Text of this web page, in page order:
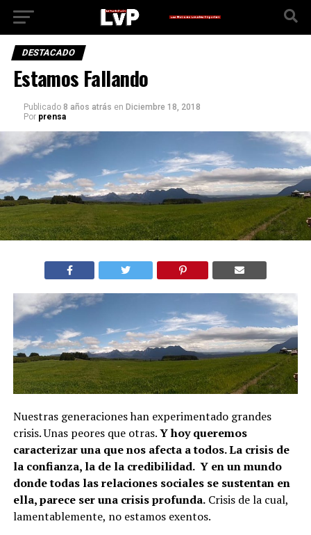
DESTACADO
Estamos Fallando
Publicado 8 años atrás en Diciembre 18, 2018
Por prensa
Nuestras generaciones han experimentado grandes
crisis. Unas peores que otras.Y hoy queremos
caracterizar una que nos afecta a todos. La crisis de
la confianza, la de la credibilidad. Y en un mundo
donde todas las relaciones sociales se sustentan en
ella, parece ser una crisis profunda.Crisis de la cual,
lamentablemente, no estamos exentos.